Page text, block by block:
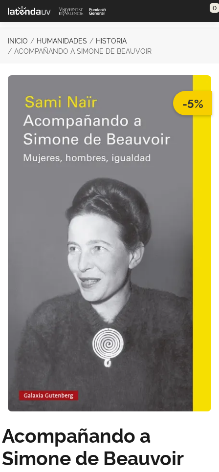
Saltar al contenido principal 0
INICIO HUMANIDADES
HISTORIA
ACOMPAÑANDO A SIMONE DE BEAUVOIR
-5%
Acompañando a
Simone de Beauvoir